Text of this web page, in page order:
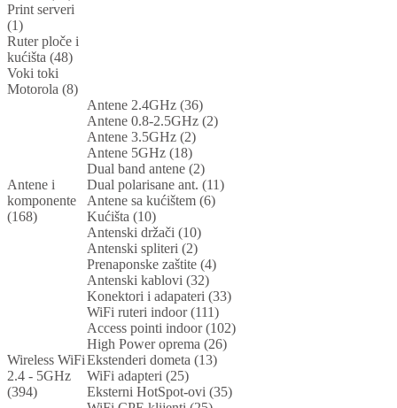
Print serveri
(1)
Ruter ploče i
kućišta (48)
Voki toki
Motorola (8)
Antene i
komponente
(168)
Antene 2.4GHz (36)
Antene 0.8-2.5GHz (2)
Antene 3.5GHz (2)
Antene 5GHz (18)
Dual band antene (2)
Dual polarisane ant. (11)
Antene sa kućištem (6)
Kućišta (10)
Antenski držači (10)
Antenski spliteri (2)
Prenaponske zaštite (4)
Antenski kablovi (32)
Konektori i adapateri (33)
Wireless WiFi
2.4 - 5GHz
(394)
WiFi ruteri indoor (111)
Access pointi indoor (102)
High Power oprema (26)
Ekstenderi dometa (13)
WiFi adapteri (25)
Eksterni HotSpot-ovi (35)